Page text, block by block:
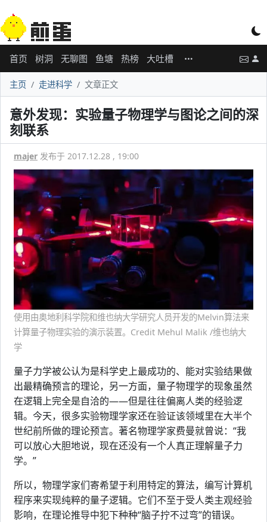
首页 树洞 无聊图 鱼塘 热榜 大吐槽
主页 走进科学 文章正文
意外发现：实验量子物理学与图论之间的深
刻联系
majer 发布于 2017.12.28 , 19:00
使用由奥地利科学院和维也纳大学研究人员开发的Melvin算法来
计算量子物理实验的演示装置。Credit Mehul Malik /维也纳大
学
量子力学被公认为是科学史上最成功的、能对实验结果做
出最精确预言的理论，另一方面，量子物理学的现象虽然
在逻辑上完全是自洽的——但是往往偏离人类的经验逻
辑。今天，很多实验物理学家还在验证该领域里在大半个
世纪前所做的理论预言。著名物理学家费曼就曾说：“我
可以放心大胆地说，现在还没有一个人真正理解量子力
学。”
所以，物理学家们寄希望于利用特定的算法，编写计算机
程序来实现纯粹的量子逻辑。它们不至于受人类主观经验
影响，在理论推导中犯下种种“脑子拧不过弯”的错误。